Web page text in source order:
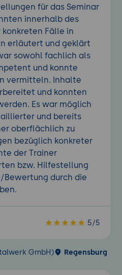
für das Seminar
innerhalb des
konkreten Fälle in
erläutert und geklärt
sowohl fachlich als
und konnte
vermitteln. Inhalte
und konnten
Es war möglich
und bereits
oberflächlich zu
bezüglich konkreter
der Trainer
bzw. Hilfestellung
durch die
5/5
GmbH) Regensburg